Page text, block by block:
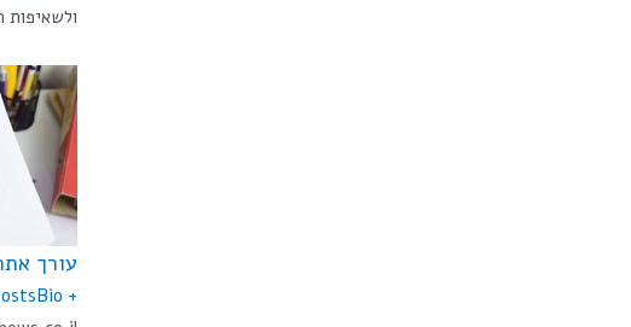
עורך
+ posts
Bio ⮌